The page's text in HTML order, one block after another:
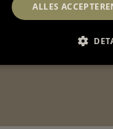
VRAGEN
ALLES